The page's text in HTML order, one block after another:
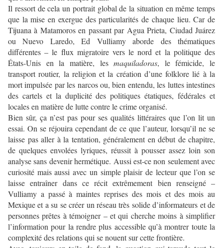
Il ressort de cela un portrait global de la situation en même temps
que la mise en exergue des particularités de chaque lieu. Car de
Tijuana à Matamoros en passant par Agua Prieta, Ciudad Juárez
ou Nuevo Laredo, Ed Vulliamy aborde des thématiques
différentes – le flux migratoire vers le nord et la politique des
États-Unis en la matière, lesmaquiladoras, le fémicide, le
transport routier, la religion et la création d’une folklore lié à la
mort impulsée par les narcos ou, bien entendu, les luttes intestines
des cartels et la duplicité des politiques étatiques, fédérales et
locales en matière de lutte contre le crime organisé.
Bien sûr, ça n’est pas pour ses qualités littéraires que l’on lit un
essai. On se réjouira cependant de ce que l’auteur, lorsqu’il ne se
laisse pas aller à la tentation, généralement en début de chapitre,
de quelques envolées lyriques, réussit à pousser assez loin son
analyse sans devenir hermétique. Aussi est-ce non seulement avec
curiosité mais aussi avec un simple plaisir de lecteur que l’on se
laisse entraîner dans ce récit extrêmement bien renseigné –
Vulliamy a passé à maintes reprises des mois et des mois au
Mexique et a su se créer un réseau très solide d’informateurs et de
personnes prêtes à témoigner – et qui cherche moins à simplifier
l’information pour la rendre plus accessible qu’à montrer toute la
complexité des relations qui se nouent sur cette frontière.